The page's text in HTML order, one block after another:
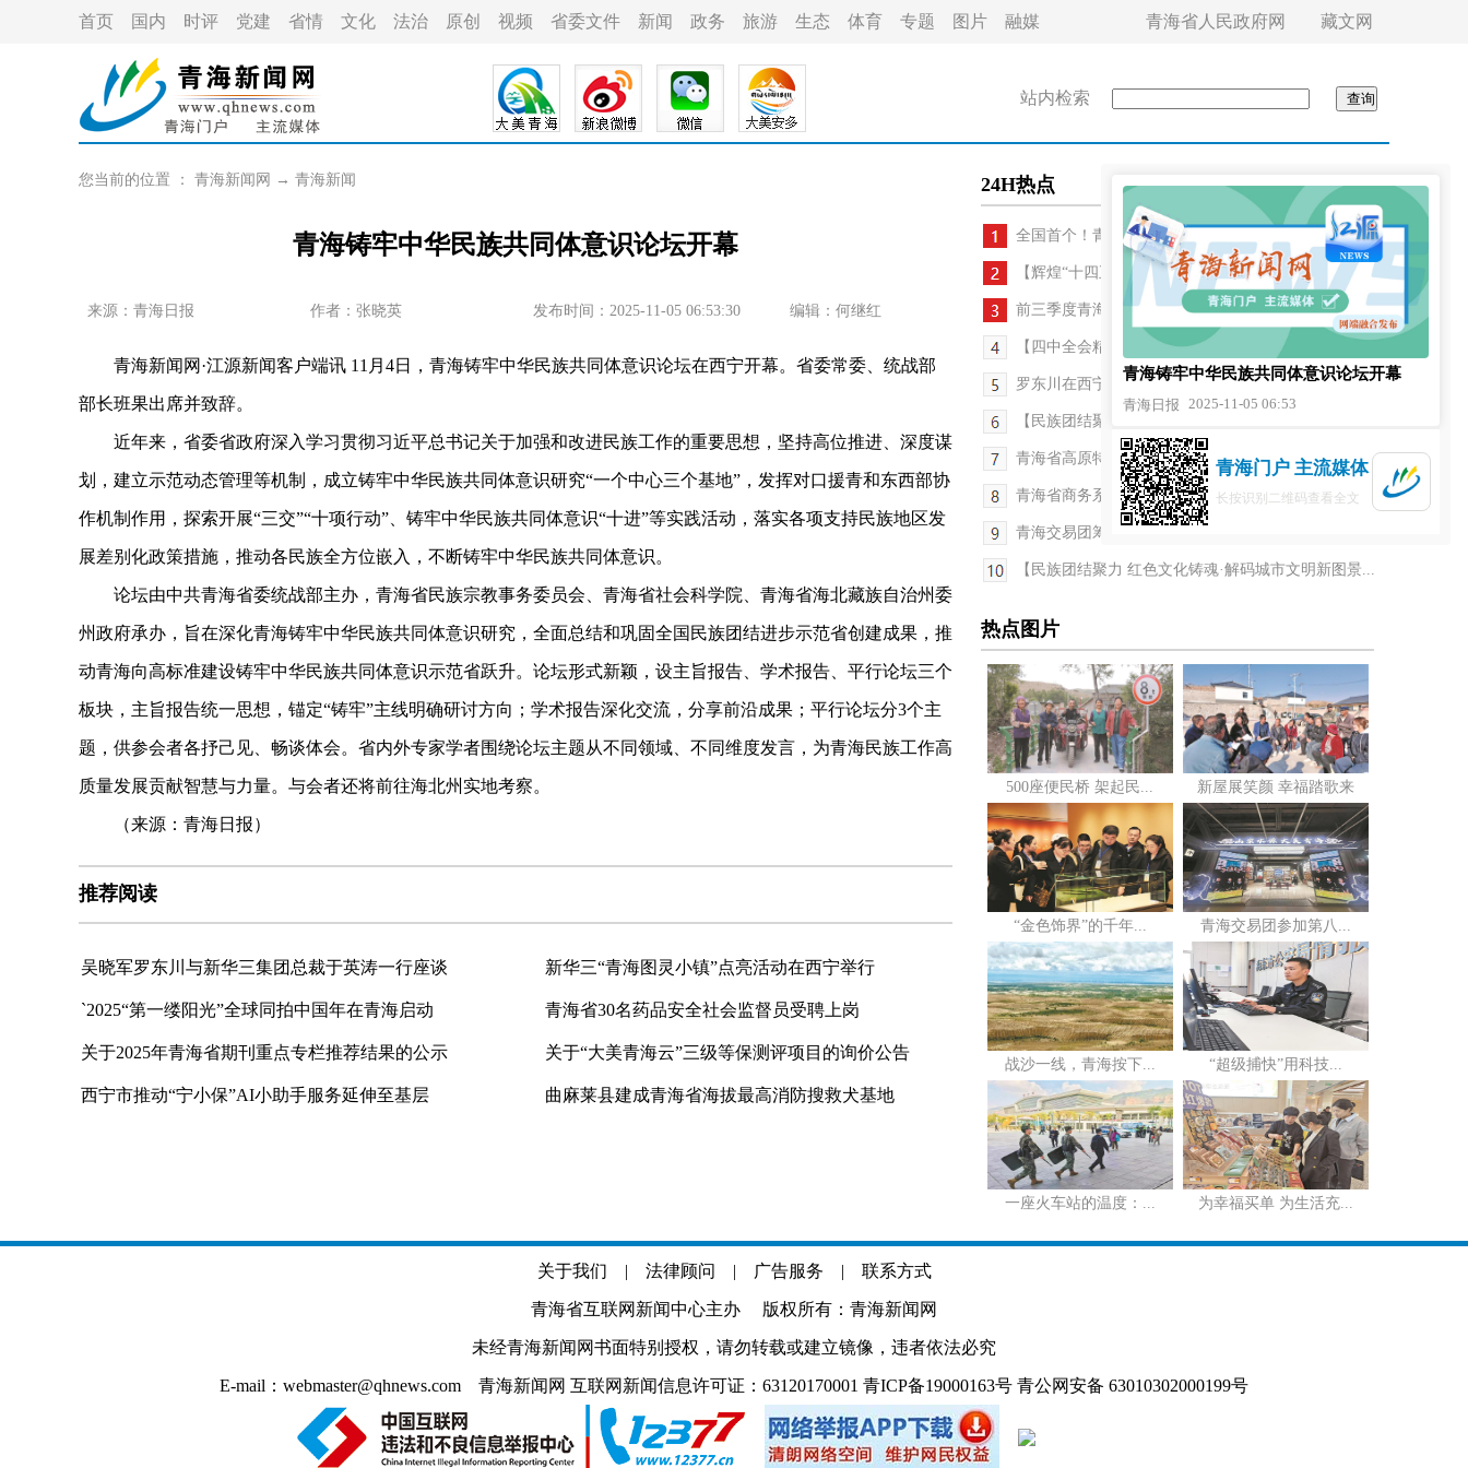
首页 国内 时评 党建 省情 文化 法治 原创 视频 省委文件 新闻 政务 旅游 生态 体育 专题 图片 融媒 青海省人民政府网 藏文网
站内检索
您当前的位置 ： 青海新闻网 → 青海新闻
青海铸牢中华民族共同体意识论坛开幕
来源：青海日报 作者： 张晓英 发布时间：2025-11-05 06:53:30 编辑：何继红
青海新闻网·江源新闻客户端讯 11月4日，青海铸牢中华民族共同体意识论坛在西宁开幕。省委常委、统战部
部长班果出席并致辞。
近年来，省委省政府深入学习贯彻习近平总书记关于加强和改进民族工作的重要思想，坚持高位推进、深度谋
划，建立示范动态管理等机制，成立铸牢中华民族共同体意识研究“一个中心三个基地”，发挥对口援青和东西部协
作机制作用，探索开展“三交”“十项行动”、铸牢中华民族共同体意识“十进”等实践活动，落实各项支持民族地区发
展差别化政策措施，推动各民族全方位嵌入，不断铸牢中华民族共同体意识。
论坛由中共青海省委统战部主办，青海省民族宗教事务委员会、青海省社会科学院、青海省海北藏族自治州委
州政府承办，旨在深化青海铸牢中华民族共同体意识研究，全面总结和巩固全国民族团结进步示范省创建成果，推
动青海向高标准建设铸牢中华民族共同体意识示范省跃升。论坛形式新颖，设主旨报告、学术报告、平行论坛三个
板块，主旨报告统一思想，锚定“铸牢”主线明确研讨方向；学术报告深化交流，分享前沿成果；平行论坛分3个主
题，供参会者各抒己见、畅谈体会。省内外专家学者围绕论坛主题从不同领域、不同维度发言，为青海民族工作高
质量发展贡献智慧与力量。与会者还将前往海北州实地考察。
（来源：青海日报）
推荐阅读
吴晓军罗东川与新华三集团总裁于英涛一行座谈 新华三“青海图灵小镇”点亮活动在西宁举行
`2025“第一缕阳光”全球同拍中国年在青海启动 青海省30名药品安全社会监督员受聘上岗
关于2025年青海省期刊重点专栏推荐结果的公示 关于“大美青海云”三级等保测评项目的询价公告
西宁市推动“宁小保”AI小助手服务延伸至基层 曲麻莱县建成青海省海拔最高消防搜救犬基地
24H热点
全国首个！青海小禾科技AI算法获备案 填补省内...
【辉煌“十四五” 改革谱新篇】“青字号”链通四海...
前三季度青海网络零售额同比增长39.1%
【四中全会精神在基层】一杯熬茶叙真情 邻里围坐话...
罗东川在西宁市、海东市宣讲党的二十届四中全会精...
【民族团结聚力 红色文化铸魂·解码城市文明新图景...
青海省高原特色农产品出口实现历史性突破
青海省商务系统多措并举 助力高原特色农产品出口实...
青海交易团筹备就绪 将赴第八届进博会开展多元合作
【民族团结聚力 红色文化铸魂·解码城市文明新图景...
热点图片
500座便民桥 架起民... 新屋展笑颜 幸福踏歌来
“金色饰界”的千年... 青海交易团参加第八...
战沙一线，青海按下... “超级捕快”用科技...
一座火车站的温度：... 为幸福买单 为生活充...
关于我们 | 法律顾问 | 广告服务 | 联系方式
青海省互联网新闻中心主办 版权所有：青海新闻网
未经青海新闻网书面特别授权，请勿转载或建立镜像，违者依法必究
E-mail：webmaster@qhnews.com 青海新闻网 互联网新闻信息许可证：63120170001 青ICP备19000163号 青公网安备 63010302000199号
青海铸牢中华民族共同体意识论坛开幕
青海日报 2025-11-05 06:53
青海门户 主流媒体
长按识别二维码查看全文